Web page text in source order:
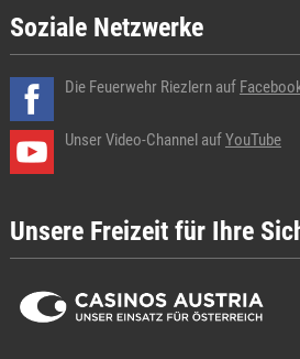
Soziale Netzwerke
Die Feuerwehr Riezlern auf
Unser Video-Channel aufYouTube
Unsere Freizeit für Ihre